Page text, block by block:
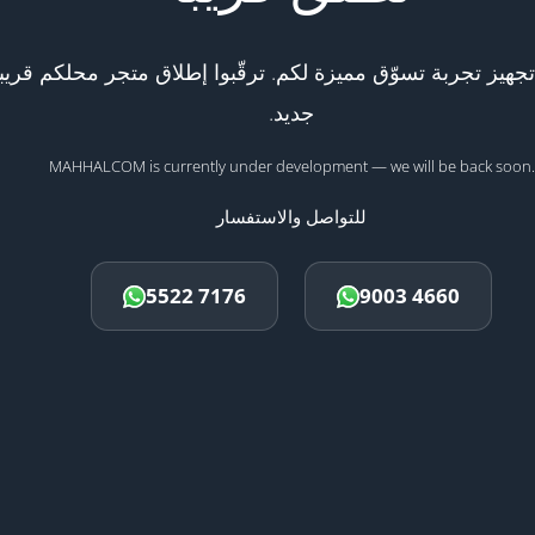
تجربة تسوّق مميزة لكم. ترقّبوا إطلاق متجر محلكم
جديد.
MAHHALCOM is currently under development — we will be back soon.
للتواصل والاستفسار
5522 7176 9003 4660